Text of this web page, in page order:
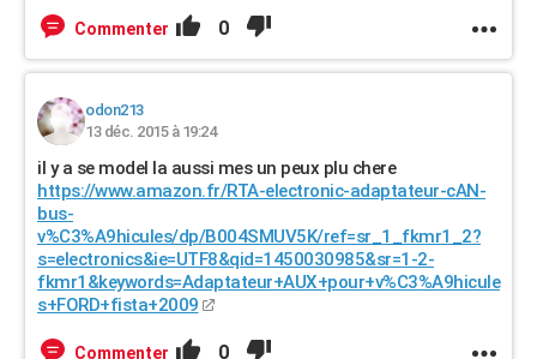
Commenter 0
odon213
13 déc. 2015 à 19:24
il y a se model la aussi mes un peux plu chere
https://www.amazon.fr/RTA-electronic-adaptateur-cAN-
bus-
v%C3%A9hicules/dp/B004SMUV5K/ref=sr_1_fkmr1_2?
s=electronics&ie=UTF8&qid=1450030985&sr=1-2-
fkmr1&keywords=Adaptateur+AUX+pour+v%C3%A9hicule
s+FORD+fista+2009
Commenter 0